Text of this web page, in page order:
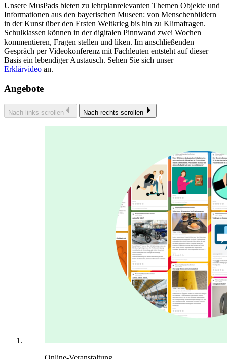
Unsere MusPads bieten zu lehrplanrelevanten Themen Objekte und
Informationen aus den bayerischen Museen: von Menschenbildern
in der Kunst über den Ersten Weltkrieg bis hin zu Klimafragen.
Schulklassen können in der digitalen Pinnwand zwei Wochen
kommentieren, Fragen stellen und liken. Im anschließenden
Gespräch per Videokonferenz mit Fachleuten entsteht auf dieser
Basis ein lebendiger Austausch. Sehen Sie sich unser
Erklärvideo an.
Angebote
Nach links scrollen Nach rechts scrollen